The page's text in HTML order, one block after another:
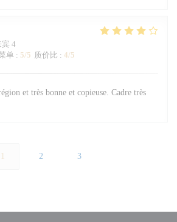
4
单 : 5/5 质价比 : 4/5
et très bonne et copieuse. Cadre très
2 3